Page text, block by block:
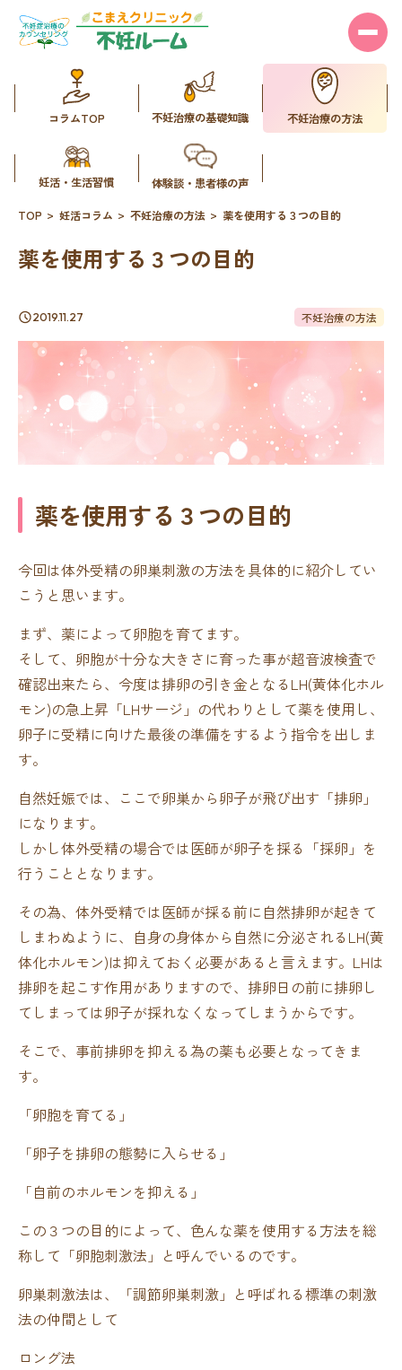
コラムTOP 不妊治療の基礎知識 不妊治療の方法
妊活・生活習慣 体験談・患者様の声
TOP 妊活コラム 不妊治療の方法 薬を使用する３つの目的
薬を使用する３つの目的
2019.11.27 不妊治療の方法
薬を使用する３つの目的
今回は体外受精の卵巣刺激の方法を具体的に紹介してい
こうと思います。
まず、薬によって卵胞を育てます。
そして、卵胞が十分な大きさに育った事が超音波検査で
確認出来たら、今度は排卵の引き金となるLH(黄体化ホル
モン)の急上昇「LHサージ」の代わりとして薬を使用し、
卵子に受精に向けた最後の準備をするよう指令を出しま
す。
自然妊娠では、ここで卵巣から卵子が飛び出す「排卵」
になります。
しかし体外受精の場合では医師が卵子を採る「採卵」を
行うこととなります。
その為、体外受精では医師が採る前に自然排卵が起きて
しまわぬように、自身の身体から自然に分泌されるLH(黄
体化ホルモン)は抑えておく必要があると言えます。LHは
排卵を起こす作用がありますので、排卵日の前に排卵し
てしまっては卵子が採れなくなってしまうからです。
そこで、事前排卵を抑える為の薬も必要となってきま
す。
「卵胞を育てる」
「卵子を排卵の態勢に入らせる」
「自前のホルモンを抑える」
この３つの目的によって、色んな薬を使用する方法を総
称して「卵胞刺激法」と呼んでいるのです。
卵巣刺激法は、「調節卵巣刺激」と呼ばれる標準の刺激
法の仲間として
ロング法